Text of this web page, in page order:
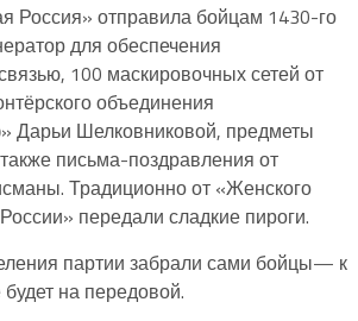
Россия» отправила бойцам 1430-го
для обеспечения
100 маскировочных сетей от
объединения
Шелковниковой, предметы
письма-поздравления от
Традиционно от «Женского
передали сладкие пироги.
партии забрали сами бойцы— к
на передовой.